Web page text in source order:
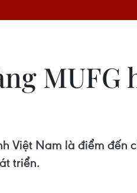
MUFG
Việt Nam là điểm đến
triển.